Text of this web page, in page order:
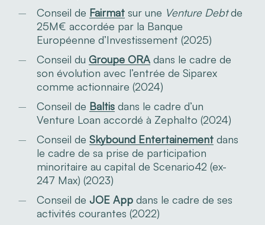
Conseil de Fairmatsur une Venture Debtde
25M€ accordée par la Banque
Européenne d’Investissement (2025)
Conseil du Groupe ORAdans le cadre de
son évolution avec l’entrée de Siparex
comme actionnaire (2024)
Conseil de Baltisdans le cadre d’un
Venture Loan accordé à Zephalto (2024)
Conseil de Skybound Entertainementdans
le cadre de sa prise de participation
minoritaire au capital de Scenario42 (ex-
247 Max) (2023)
Conseil de JOE Appdans le cadre de ses
activités courantes (2022)